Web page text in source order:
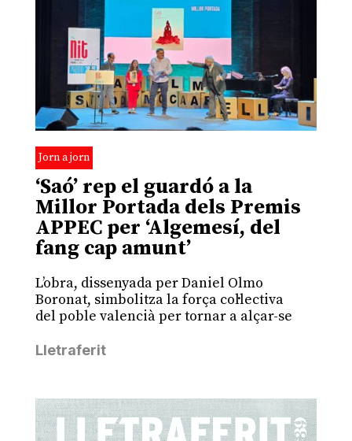
Jorn a jorn
‘Saó’ rep el guardó a la
Millor Portada dels Premis
APPEC per ‘Algemesí, del
fang cap amunt’
L’obra, dissenyada per Daniel Olmo
Boronat, simbolitza la força col·lectiva
del poble valencià per tornar a alçar-se
Lletraferit